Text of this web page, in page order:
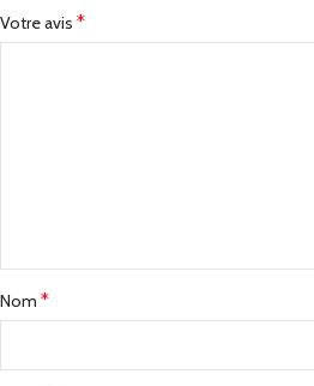
Votre avis *
Nom *